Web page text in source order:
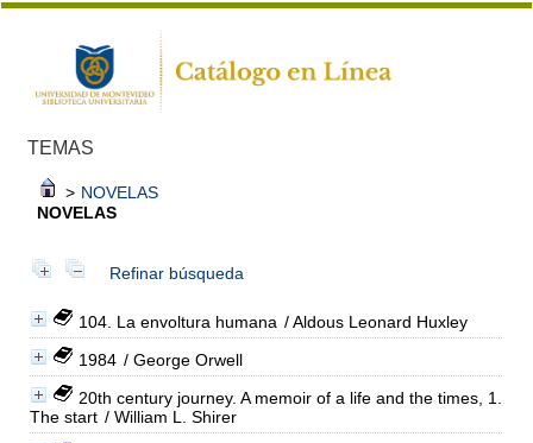
TEMAS
> NOVELAS
NOVELAS
Refinar búsqueda
104. La envoltura humana / Aldous Leonard Huxley
1984 / George Orwell
20th century journey. A memoir of a life and the times, 1.
The start / William L. Shirer